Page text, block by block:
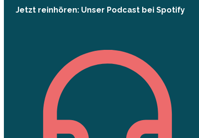
Jetzt reinhören: Unser Podcast bei Spotify